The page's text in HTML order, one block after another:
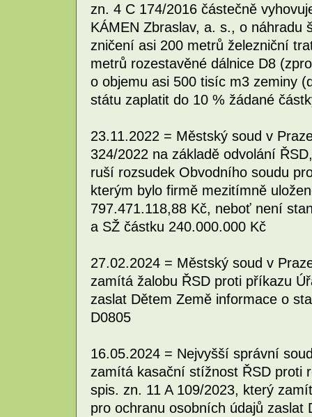
zn. 4 C 174/2016 částečně
KÁMEN Zbraslav, a. s., o náhradu
zničení asi 200 metrů železniční
metrů rozestavěné dálnice D8
o objemu asi 500 tisíc m3 zeminy
státu zaplatit do 10 % žádané
23.11.2022 = Městský soud v
324/2022 na základě odvolání
ruší rozsudek Obvodního soudu
kterým bylo firmě mezitímně
797.471.118,88 Kč, neboť není
a SŽ částku 240.000.000 Kč
27.02.2024 = Městský soud v
zamítá žalobu ŘSD proti příkazu
zaslat Dětem Země informace o
D0805
16.05.2024 = Nejvyšší správní
zamítá kasační stížnost ŘSD proti
spis. zn. 11 A 109/2023, který
pro ochranu osobních údajů zaslat